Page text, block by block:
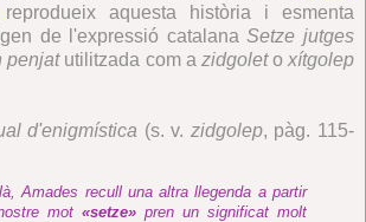
reprodueix aquesta història i esmenta
de l'expressió catalanaSetze jutges
penjatutilitzada com a zidgoletoxítgolep
d'enigmística (s. v. zidgolep, pàg. 115-
Amades recull una altra llegenda a partir
mot «setze» pren un significat molt